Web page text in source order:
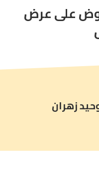
على عرض
زهران